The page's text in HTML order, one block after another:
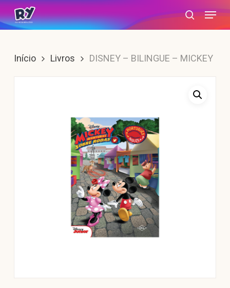
Skip
to
content
search
Menu
Início Livros DISNEY – BILINGUE – MICKEY